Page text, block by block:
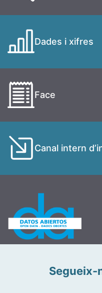
Dades i xifres
Face
Canal intern
Segueix-